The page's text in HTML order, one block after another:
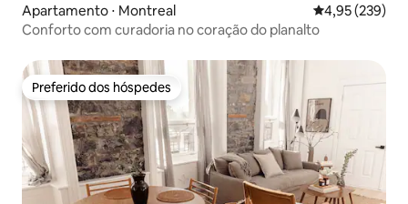
Apartamento ⋅ Montreal 4,95 de uma
4,95 (239)
Conforto com curadoria no coração do planalto
Preferido dos hóspedes
Preferido dos hóspedes